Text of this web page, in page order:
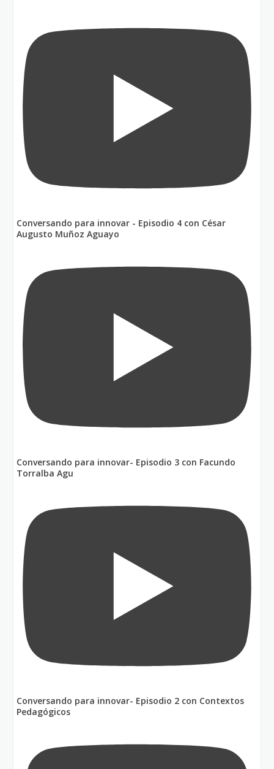
Conversando para innovar - Episodio 4 con César
Augusto Muñoz Aguayo
Conversando para innovar- Episodio 3 con Facundo
Torralba Agu
Conversando para innovar- Episodio 2 con Contextos
Pedagógicos